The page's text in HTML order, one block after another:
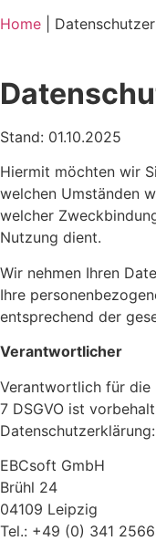
Home |
Stand: 01.10.2025
Hiermit möchten wir
welchen Umständen
welcher
Nutzung dient.
Wir nehmen Ihren
Ihre
entsprechend der
Verantwortlicher
Verantwortlich für die
7 DSGVO ist
Datenschutzerklärung:
EBCsoft GmbH
Brühl 24
04109 Leipzig
Tel.: +49 (0) 341